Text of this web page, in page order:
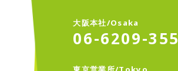
大阪本社/Osaka
06-6209-355